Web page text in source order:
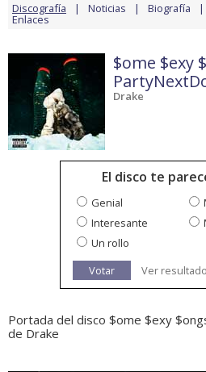
Discografía Noticias Biografía
Enlaces
$ome $exy
Drake
El disco te
Genial
Interesante
Un rollo
Votar
Ver
Portada del disco $ome $exy
de Drake